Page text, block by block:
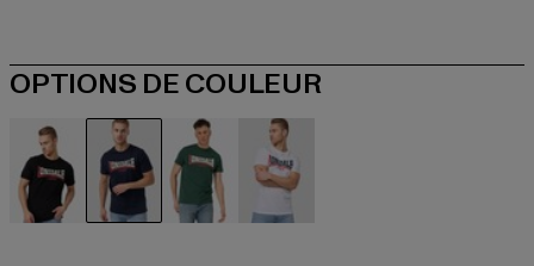
OPTIONS DE COULEUR